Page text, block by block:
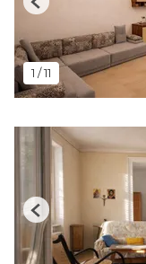
1 /11
Previous
Previous